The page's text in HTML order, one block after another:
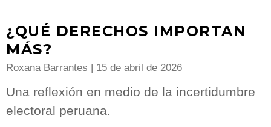
¿QUÉ DERECHOS IMPORTAN
MÁS?
Roxana Barrantes 15 de abril de 2026
Una reflexión en medio de la incertidumbre
electoral peruana.